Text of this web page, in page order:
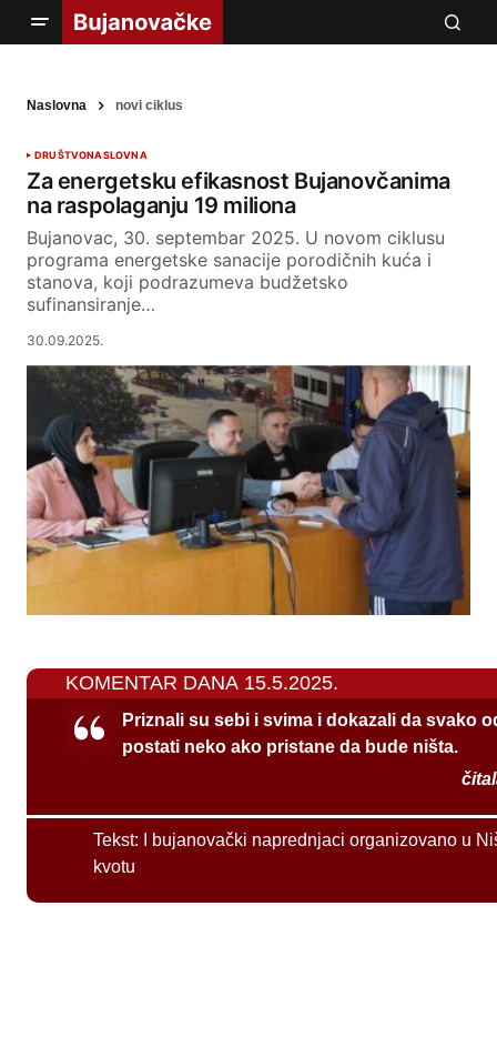
Naslovna novi ciklus
DRUŠTVONASLOVNA
Za energetsku efikasnost Bujanovčanima
na raspolaganju 19 miliona
Bujanovac, 30. septembar 2025. U novom ciklusu
programa energetske sanacije porodičnih kuća i
stanova, koji podrazumeva budžetsko
sufinansiranje…
30.09.2025.
KOMENTAR DANA 15.5.2025.
Priznali su sebi i svima i dokazali da svako
postati neko ako pristane da bude ništa.
Tekst:
I bujanovački naprednjaci organizovano u
kvotu